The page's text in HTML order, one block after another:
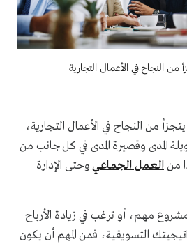
من النجاح في الأعمال التجارية
من النجاح في الأعمال التجارية،
المدى وقصيرة المدى في كل جانب من
منالعمل الجماعيوحتى الإدارة
مهم، أو ترغب في زيادة الأرباح
التسويقية، فمن المهم أن يكون